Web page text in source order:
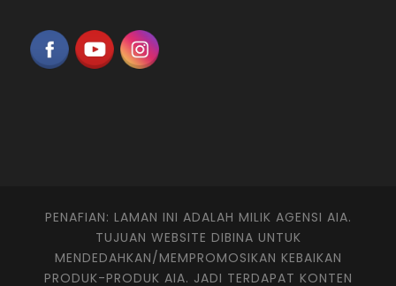
PENAFIAN: LAMAN INI ADALAH MILIK AGENSI AIA.
TUJUAN WEBSITE DIBINA UNTUK
MENDEDAHKAN/MEMPROMOSIKAN KEBAIKAN
PRODUK-PRODUK AIA. JADI TERDAPAT KONTEN